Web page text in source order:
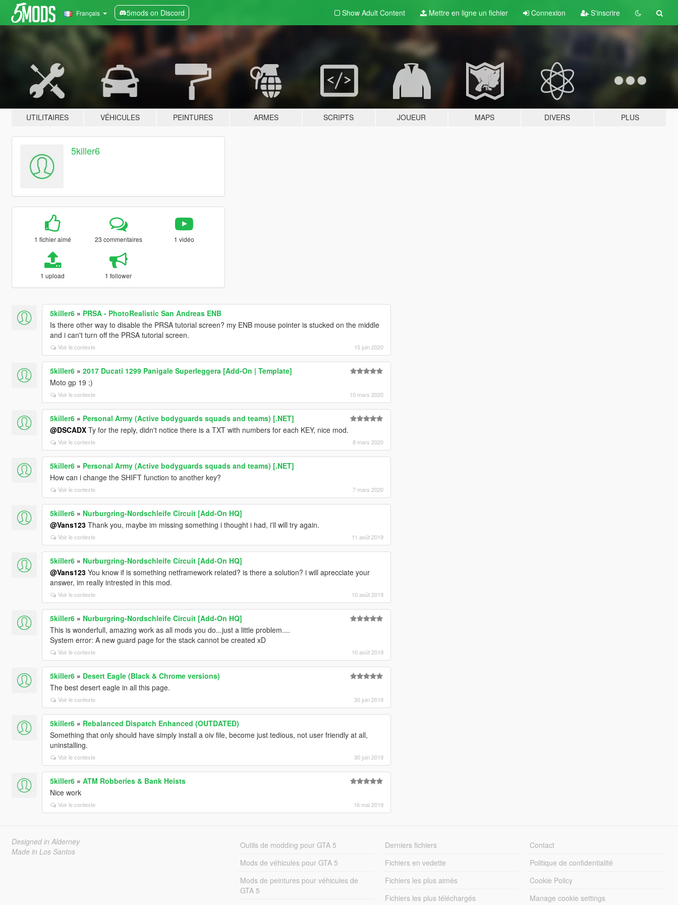
Français 5mods on Discord Show Adult Content Mettre en ligne un fichier Connexion S'inscrire
UTILITAIRES VÉHICULES PEINTURES ARMES SCRIPTS JOUEUR MAPS DIVERS PLUS
5killer6
1 fichier aimé 23 commentaires 1 vidéo
1 upload 1 follower
5killer6» PRSA - PhotoRealistic San Andreas ENB
Is there other way to disable the PRSA tutorial screen? my ENB mouse pointer is stucked on the middle
and i can't turn off the PRSA tutorial screen.
Voir le contexte 15 juin 2020
5killer6» 2017 Ducati 1299 Panigale Superleggera [Add-On | Template]
Moto gp 19 ;)
Voir le contexte 10 mars 2020
5killer6» Personal Army (Active bodyguards squads and teams) [.NET]
@DSCADXTy for the reply, didn't notice there is a TXT with numbers for each KEY, nice mod.
Voir le contexte 8 mars 2020
5killer6» Personal Army (Active bodyguards squads and teams) [.NET]
How can i change the SHIFT function to another key?
Voir le contexte 7 mars 2020
5killer6» Nurburgring-Nordschleife Circuit [Add-On HQ]
@Vans123Thank you, maybe im missing something i thought i had, i'll will try again.
Voir le contexte 11 août 2019
5killer6» Nurburgring-Nordschleife Circuit [Add-On HQ]
@Vans123You know if is something netframework related? is there a solution? i will aprecciate your
answer, im really intrested in this mod.
Voir le contexte 10 août 2019
5killer6» Nurburgring-Nordschleife Circuit [Add-On HQ]
This is wonderfull, amazing work as all mods you do...just a little problem....
System error: A new guard page for the stack cannot be created xD
Voir le contexte 10 août 2019
5killer6» Desert Eagle (Black & Chrome versions)
The best desert eagle in all this page.
Voir le contexte 30 juin 2019
5killer6» Rebalanced Dispatch Enhanced (OUTDATED)
Something that only should have simply install a oiv file, become just tedious, not user friendly at all,
uninstalling.
Voir le contexte 30 juin 2019
5killer6» ATM Robberies & Bank Heists
Nice work
Voir le contexte 16 mai 2019
Designed in Alderney
Made in Los Santos
Outils de modding pour GTA 5
Mods de véhicules pour GTA 5
Mods de peintures pour véhicules de
GTA 5
Derniers fichiers
Fichiers en vedette
Fichiers les plus aimés
Fichiers les plus téléchargés
Contact
Politique de confidentialité
Cookie Policy
Manage cookie settings